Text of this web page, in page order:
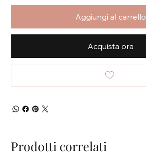
Aggiungi al carrello
Acquista ora
Prodotti correlati